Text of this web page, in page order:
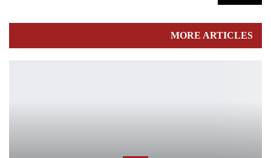
MORE ARTICLES